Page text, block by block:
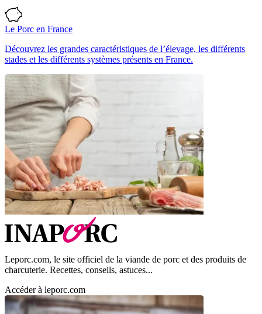
Le Porc en France
Découvrez les grandes caractéristiques de l’élevage, les différents
stades et les différents systèmes présents en France.
Leporc.com, le site officiel de la viande de porc et des produits de
charcuterie. Recettes, conseils, astuces...
Accéder à leporc.com